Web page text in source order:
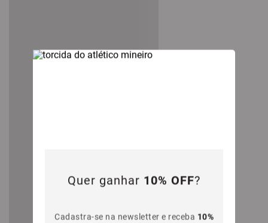
Quer ganhar 10% OFF?
Cadastra-se na newsletter e receba 10%